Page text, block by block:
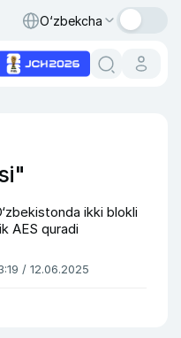
O‘zbekcha
ikki blokli
AES quradi
/ 12.06.2025